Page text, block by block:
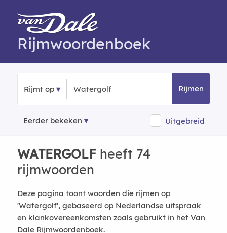
Rijmwoordenboek
Rijmt op Rijmen
Eerder bekeken Uitgebreid
WATERGOLFheeft 74
rijmwoorden
Deze pagina toont woorden die rijmen op
'Watergolf', gebaseerd op Nederlandse uitspraak
en klankovereenkomsten zoals gebruikt in het Van
Dale Rijmwoordenboek.